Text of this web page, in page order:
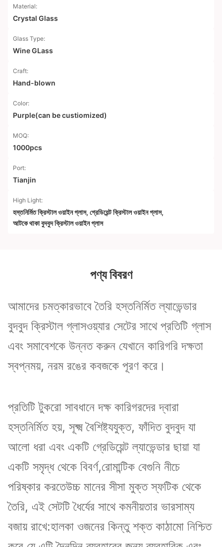
Material:
Crystal Glass
Glass Type:
Wine GLass
Craft:
Hand-blown
Color:
Purple(can be custiomized)
MOQ:
1000pcs
Port:
Tianjin
High Light:
হস্তনির্মিত ক্রিস্টাল ওয়াইন গ্লাস, গ্রেডিয়েন্ট ক্রিস্টাল ওয়াইন গ্লাস,
আটকে থাকা বুদবুদ ক্রিস্টাল ওয়াইন গ্লাস
পণ্য বিবরণ
আমাদের চমত্কারভাবে তৈরি হস্তনির্মিত ল্যাভেন্ডার
বুদবুদ ক্রিস্টাল গ্লাসওয়্যার সেটের সাথে প্রতিটি গ্লাস
এবং সমাবেশকে উন্নত করুন যেখানে কারিগরি দক্ষতা
স্বপ্নময়, নরম রঙের কবজকে পূরণ করে।
প্রতিটি টুকরো সাবধানে দক্ষ কারিগরদের দ্বারা
হস্তনির্মিত হয়, সূক্ষ্ম বৈশিষ্ট্যযুক্ত, ফাঁদিত বুদবুদ যা
আলো ধরা এবং একটি গ্রেডিয়েন্ট ল্যাভেন্ডার ছায়া যা
একটি সমৃদ্ধ থেকে বিবর্ণ,রোমান্টিক বেগুনি নীচে
পরিষ্কার করতেউচ্চ মানের সীসা মুক্ত স্ফটিক থেকে
তৈরি, এই সেটটি ধৈর্যের সাথে কমনীয়তার ভারসাম্য
বজায় রাখে:হালকা ওজনের কিন্তু শক্ত কাঠামো নিশ্চিত